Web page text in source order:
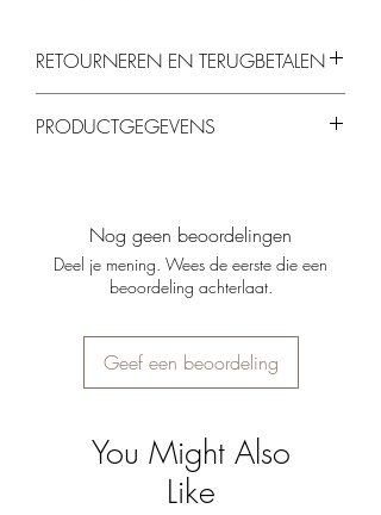
RETOURNEREN EN TERUGBETALEN
retourneren, mits ze ongebruikt en in de
PRODUCTGEGEVENS
Nog geen beoordelingen
Deel je mening. Wees de eerste die een
beoordeling achterlaat.
Geef een beoordeling
You Might Also
Like